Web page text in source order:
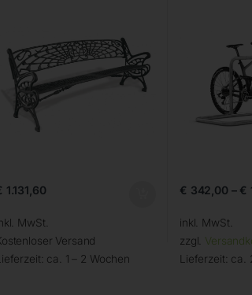
1.131,60
MwSt.
Versand
ca. 1 – 2 Wochen
€ 342,00 – €
inkl. MwSt.
zzgl.
Lieferzeit: ca.